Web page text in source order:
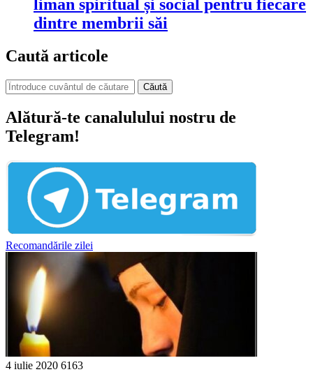
liman spiritual și social pentru fiecare
dintre membrii săi
Caută articole
Căută
Alătură-te canalulului nostru de
Telegram!
Recomandările zilei
4 iulie 2020 6163